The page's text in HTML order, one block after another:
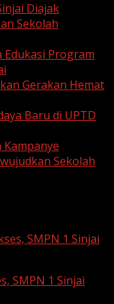
Diajak
Sekolah
Edukasi Program
Gerakan Hemat
Baru di UPTD
Kampanye
Sekolah
SMPN 1 Sinjai
SMPN 1 Sinjai